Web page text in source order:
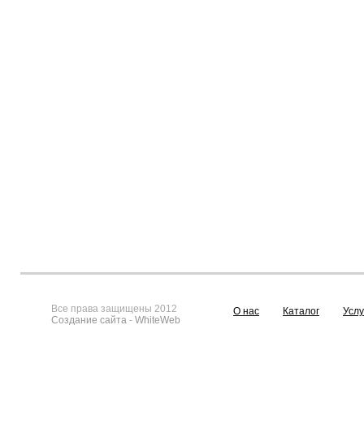
Все права защищены 2012
Создание сайта - WhiteWeb
О нас Каталог